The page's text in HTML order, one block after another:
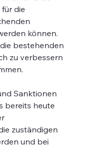
die
können.
bestehenden
zu verbessern
Sanktionen
bereits heute
zuständigen
und bei